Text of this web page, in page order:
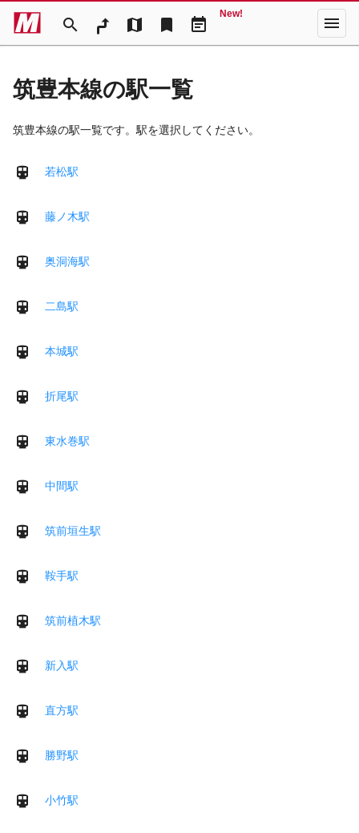
search map bookmark event_note
New! menu
筑豊本線の駅一覧
筑豊本線の駅一覧です。駅を選択してください。
若松駅
藤ノ木駅
奥洞海駅
二島駅
本城駅
折尾駅
東水巻駅
中間駅
筑前垣生駅
鞍手駅
筑前植木駅
新入駅
直方駅
勝野駅
小竹駅